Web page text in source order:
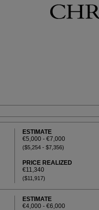
ESTIMATE
€5,000 - €7,000
($5,254 - $7,356)
PRICE REALIZED
€11,340
($11,917)
ESTIMATE
€4,000 - €6,000